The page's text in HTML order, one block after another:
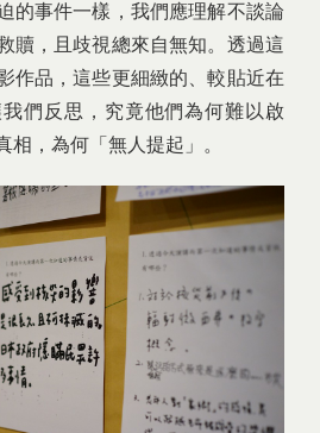
的事件一樣，我們應理解不談論
贖，且歧視總來自無知。透過這
作品，這些更細緻的、較貼近在
們反思，究竟他們為何難以啟
相，為何「無人提起」。